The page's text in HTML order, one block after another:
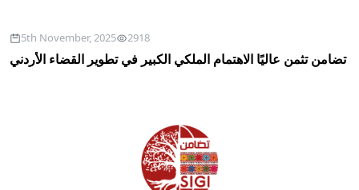
5th November, 2025 2918
تضامن تثمن عاليًا الاهتمام الملكي الكبير في تطوير القضاء الأردني